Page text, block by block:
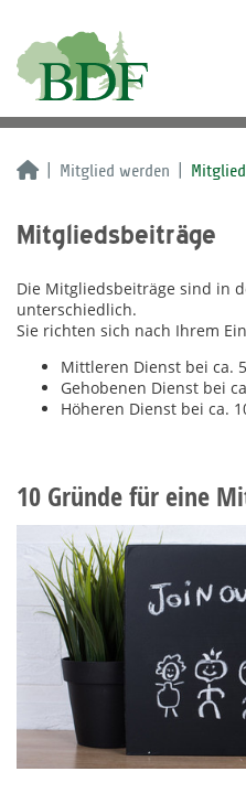
Mitglied werden
Mitgliedsbeiträge
Die Mitgliedsbeiträge sind in
unterschiedlich.
Sie richten sich nach Ihrem
Mittleren Dienst bei ca.
Gehobenen Dienst bei
Höheren Dienst bei ca.
10 Gründe für eine